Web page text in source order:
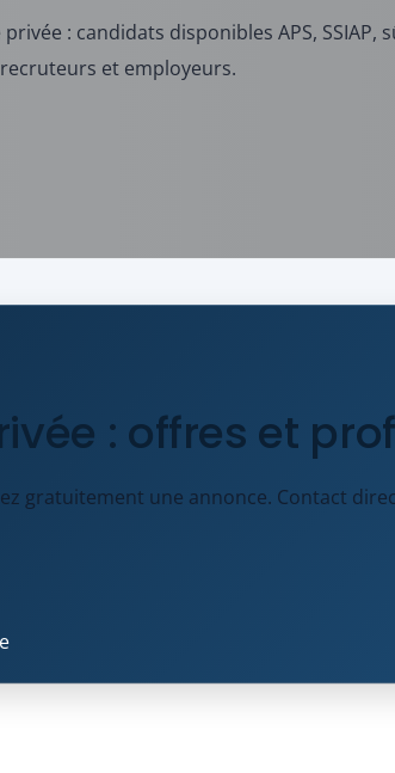
: candidats disponibles APS, SSIAP,
et employeurs.
: offres et
gratuitement une annonce. Contact